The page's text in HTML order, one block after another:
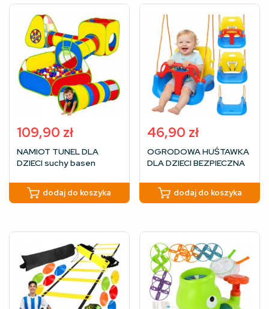
109,90 zł
NAMIOT TUNEL DLA
DZIECI suchy basen
5w1 pokrowiec
dodaj do koszyka
46,90 zł
OGRODOWA HUŚTAWKA
DLA DZIECI BEZPIECZNA
OGRODU MOCNA 3w1
dodaj do koszyka